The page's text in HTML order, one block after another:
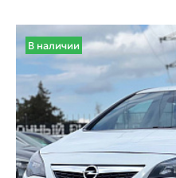
В наличии